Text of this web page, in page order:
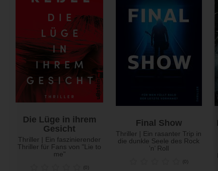
Die Lüge in ihrem
Gesicht
Thriller | Ein faszinierender
Thriller für Fans von "Lie to
me"
(0
Final Show
Thriller | Ein rasanter Trip in
die dunkle Seele des Rock
’n’ Roll
(0